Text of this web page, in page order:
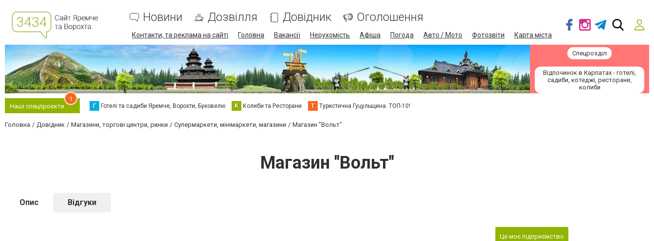
Новини Дозвілля Довідник Оголошення
Контакти, та реклама на сайті Головна Вакансії Нерухомість Афіша Погода Авто / Мото Фотозвіти Карта міста
Спецрозділ
Відпочинок в Карпатах - готелі,
садиби, котеджі, ресторани,
колиби
Наші спецпроєкти
1
Г Готелі та садиби Яремче, Ворохти, Буковелю К Колиби та Ресторани Т Туристична Гуцульщина. ТОП-10!
Головна Довідник Магазини, торгові центри, ринки Супермаркети, мінімаркети, магазини Магазин "Вольт"
Магазин "Вольт"
Опис Відгуки
Це моє підприємство